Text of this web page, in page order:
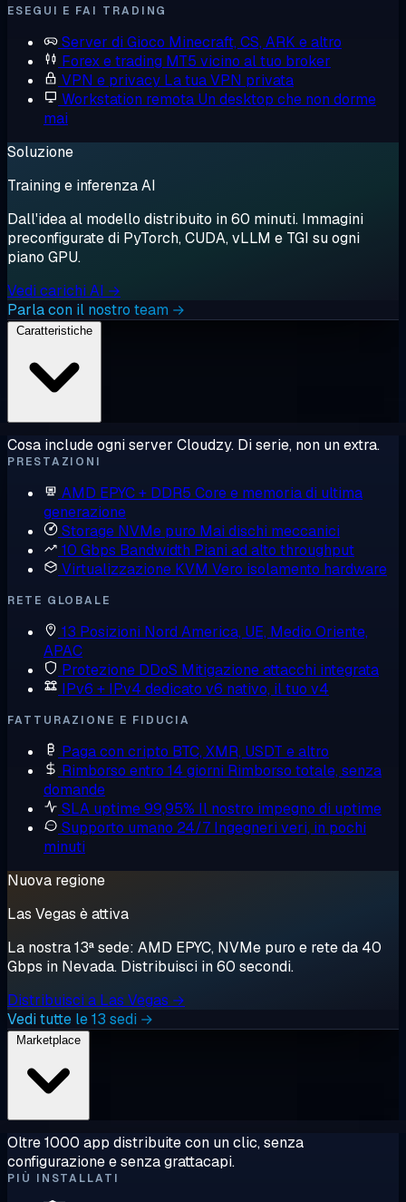
ESEGUI E FAI TRADING
Server di Gioco Minecraft, CS, ARK e altro
Forex e trading MT5 vicino al tuo broker
VPN e privacy La tua VPN privata
Workstation remota Un desktop che non dorme
mai
Soluzione
Training e inferenza AI
Dall'idea al modello distribuito in 60 minuti. Immagini
preconfigurate di PyTorch, CUDA, vLLM e TGI su ogni
piano GPU.
Vedi carichi AI →
Parla con il nostro team →
Cosa include ogni server Cloudzy. Di serie, non un extra.
PRESTAZIONI
AMD EPYC + DDR5 Core e memoria di ultima
generazione
Storage NVMe puro Mai dischi meccanici
10 Gbps Bandwidth Piani ad alto throughput
Virtualizzazione KVM Vero isolamento hardware
RETE GLOBALE
13 Posizioni Nord America, UE, Medio Oriente,
APAC
Protezione DDoS Mitigazione attacchi integrata
IPv6 + IPv4 dedicato v6 nativo, il tuo v4
FATTURAZIONE E FIDUCIA
Paga con cripto BTC, XMR, USDT e altro
Rimborso entro 14 giorni Rimborso totale, senza
domande
SLA uptime 99,95% Il nostro impegno di uptime
Supporto umano 24/7 Ingegneri veri, in pochi
minuti
Nuova regione
Las Vegas è attiva
La nostra 13ª sede: AMD EPYC, NVMe puro e rete da 40
Gbps in Nevada. Distribuisci in 60 secondi.
Distribuisci a Las Vegas →
Vedi tutte le 13 sedi →
Oltre 1000 app distribuite con un clic, senza
configurazione e senza grattacapi.
PIÙ INSTALLATI